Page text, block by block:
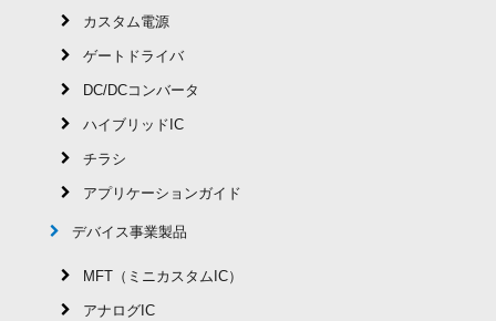
カスタム電源
ゲートドライバ
DC/DCコンバータ
ハイブリッドIC
チラシ
アプリケーションガイド
デバイス事業製品
MFT（ミニカスタムIC）
アナログIC